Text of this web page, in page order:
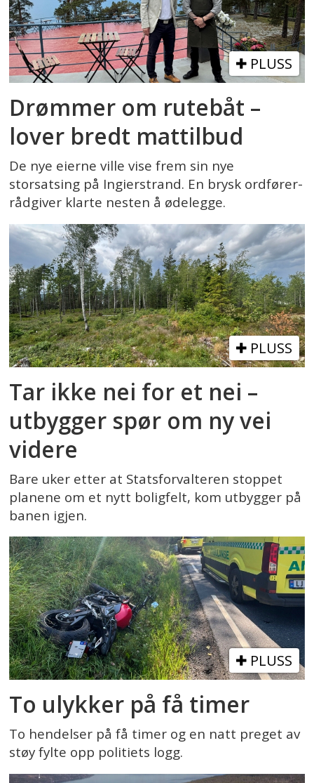
PLUSS
Drømmer om rutebåt –
lover bredt mattilbud
De nye eierne ville vise frem sin nye
storsatsing på Ingierstrand. En brysk ordfører-
rådgiver klarte nesten å ødelegge.
PLUSS
Tar ikke nei for et nei –
utbygger spør om ny vei
videre
Bare uker etter at Statsforvalteren stoppet
planene om et nytt boligfelt, kom utbygger på
banen igjen.
PLUSS
To ulykker på få timer
To hendelser på få timer og en natt preget av
støy fylte opp politiets logg.